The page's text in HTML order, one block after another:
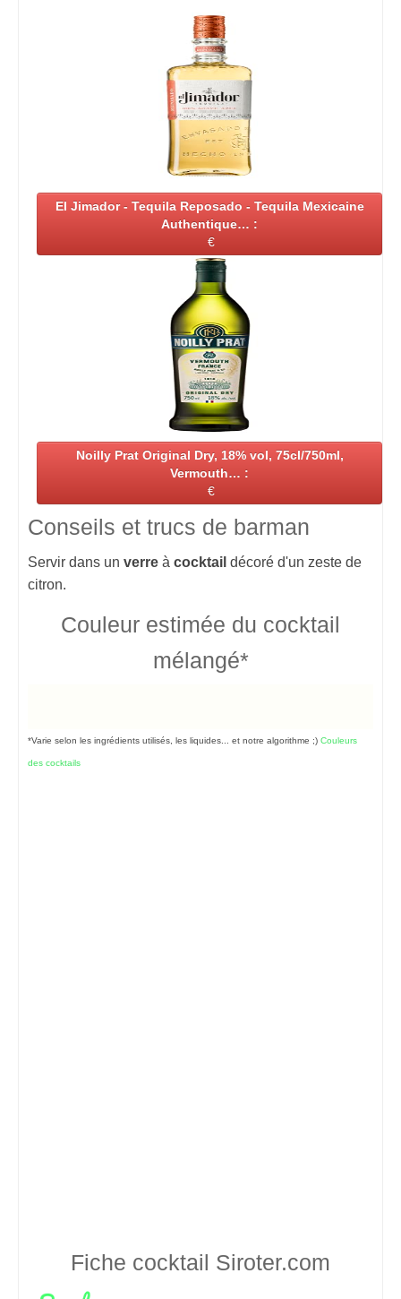
El Jimador - Tequila Reposado - Tequila Mexicaine
Authentique… :
€
Noilly Prat Original Dry, 18% vol, 75cl/750ml,
Vermouth… :
€
Conseils et trucs de barman
Servir dans un verre à cocktail décoré d'un zeste de
citron.
Couleur estimée du cocktail
mélangé*
*Varie selon les ingrédients utilisés, les liquides... et notre algorithme ;) Couleurs
des cocktails
Fiche cocktail Siroter.com